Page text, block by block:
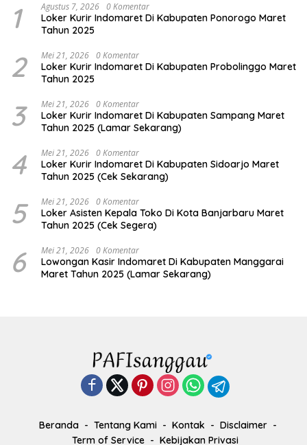
1 Agustus 7, 2026 0 Komentar
Loker Kurir Indomaret Di Kabupaten Ponorogo Maret
Tahun 2025
2 Mei 21, 2026 0 Komentar
Loker Kurir Indomaret Di Kabupaten Probolinggo Maret
Tahun 2025
3 Mei 21, 2026 0 Komentar
Loker Kurir Indomaret Di Kabupaten Sampang Maret
Tahun 2025 (Lamar Sekarang)
4 Mei 21, 2026 0 Komentar
Loker Kurir Indomaret Di Kabupaten Sidoarjo Maret
Tahun 2025 (Cek Sekarang)
5 Mei 21, 2026 0 Komentar
Loker Asisten Kepala Toko Di Kota Banjarbaru Maret
Tahun 2025 (Cek Segera)
6 Mei 21, 2026 0 Komentar
Lowongan Kasir Indomaret Di Kabupaten Manggarai
Maret Tahun 2025 (Lamar Sekarang)
Beranda Tentang Kami Kontak
Disclaimer
Term of Service
Kebijakan Privasi